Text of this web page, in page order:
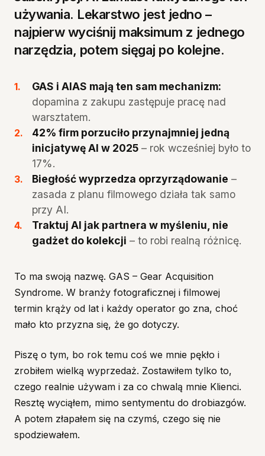
używania. Lekarstwo jest jedno –
najpierw wyciśnij maksimum z jednego
narzędzia, potem sięgaj po kolejne.
GAS i AIAS mają ten sam mechanizm:
dopamina z zakupu zastępuje pracę nad
warsztatem.
42% firm porzuciło przynajmniej jedną
inicjatywę AI w 2025 – rok wcześniej było to
17%.
Biegłość wyprzedza oprzyrządowanie –
zasada z planu filmowego działa tak samo
przy AI.
Traktuj AI jak partnera w myśleniu, nie
gadżet do kolekcji – to robi realną różnicę.
To ma swoją nazwę. GAS – Gear Acquisition
Syndrome. W branży fotograficznej i filmowej
termin krąży od lat i każdy operator go zna, choć
mało kto przyzna się, że go dotyczy.
Piszę o tym, bo rok temu coś we mnie pękło i
zrobiłem wielką wyprzedaż. Zostawiłem tylko to,
czego realnie używam i za co chwalą mnie Klienci.
Resztę wyciąłem, mimo sentymentu do drobiazgów.
A potem złapałem się na czymś, czego się nie
spodziewałem.